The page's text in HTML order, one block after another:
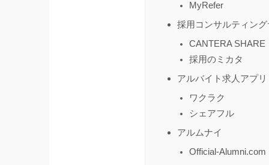
MyRefer
採用コンサルティング
CANTERA SHARE
採用のミカタ
アルバイト求人アプリ
ワクラク
シェアフル
アルムナイ
Official-Alumni.com